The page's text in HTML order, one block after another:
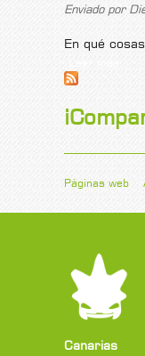
Enviado por
En qué
Páginas web
Canarias